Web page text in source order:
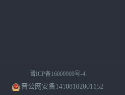
晋ICP备16009909号-4
晋公网安备14108102001152